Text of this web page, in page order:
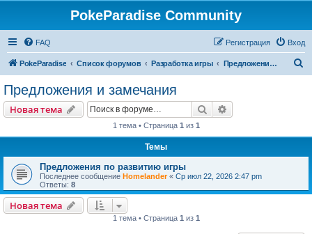
PokeParadise Community
FAQ Вход
Регистрация
PokeParadise Список форумов Разработка игры Предложения и замечания
Предложения и замечания
Новая тема Поиск
1 тема • Страница 1 из 1
Темы
Предложения по развитию игры
Последнее сообщение Homelander« Ср июл 22, 2026 2:47 pm
Ответы: 8
Новая тема
1 тема • Страница 1 из 1